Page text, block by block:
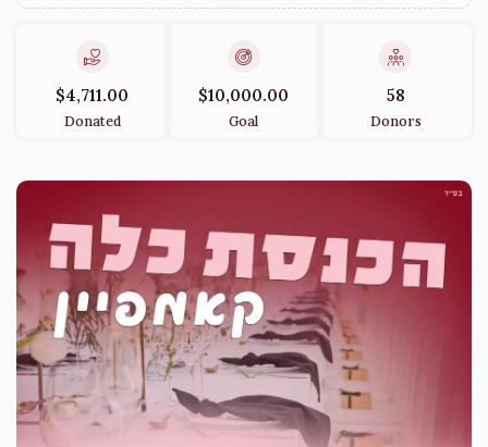
$4,711.00
Donated
$10,000.00
Goal
58
Donors